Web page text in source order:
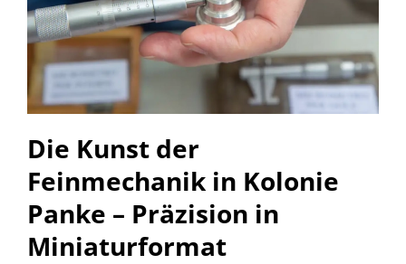
Die Kunst der
Feinmechanik in Kolonie
Panke – Präzision in
Miniaturformat